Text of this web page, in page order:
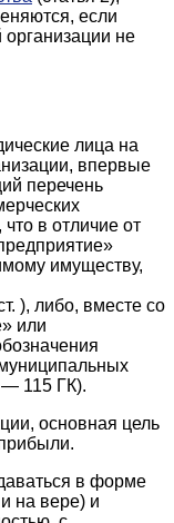
если
не
лица на
впервые
перечень
в отличие от
имуществу,
), либо, вместе со
или
— 115 ГК).
основная цель
в форме
на вере) и